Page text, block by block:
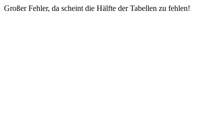
Großer Fehler, da scheint die Hälfte der Tabellen zu fehlen!